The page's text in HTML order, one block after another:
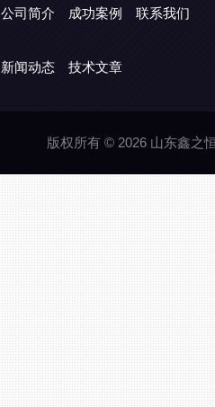
公司简介 成功案例 联系我们
新闻动态 技术文章
版权所有 © 2026 山东鑫之